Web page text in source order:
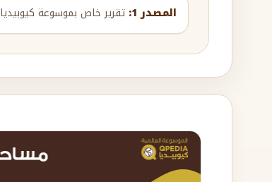
المصدر 1: تقرير خاص بموسوعة كيوبيديا